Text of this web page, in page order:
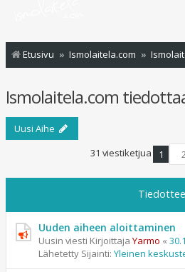
Etusivu Ismolaitela.com
Ismolaitela.com
Uusi Aihe
31 viestiketjua
1
Uuden aiheen aloittaminen
Uusin viesti Kirjoittaja Yarmo «
Lähetetty Sijainti: Yleinen